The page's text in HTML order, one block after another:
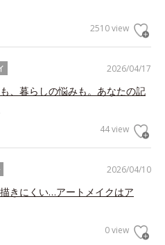
2510 view
2026/04/17
、暮らしの悩みも。あなたの記
44 view
2026/04/10
きにくい…アートメイクはア
0 view